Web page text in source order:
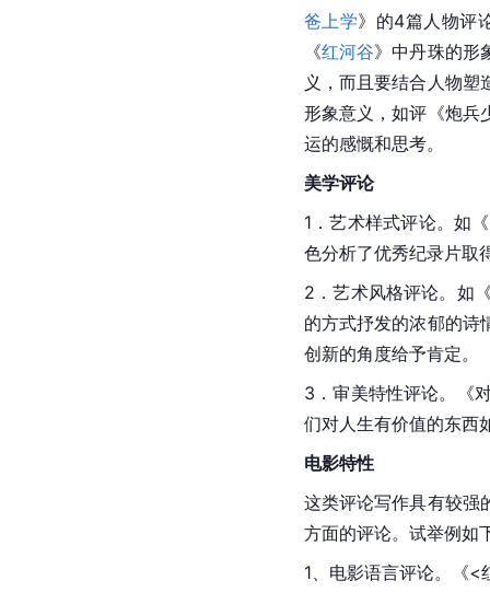
爸上学》的4篇人物评
《红河谷》中丹珠的形
义，而且要结合人物
形象意义，如评《炮兵
运的感慨和思考。
美学评论
1．艺术样式评论。如
色分析了优秀纪录片取
2．艺术风格评论。如
的方式抒发的浓郁的诗
创新的角度给予肯定。
3．审美特性评论。《
们对人生有价值的东西
电影特性
这类评论写作具有较强
方面的评论。试举例如
1、电影语言评论。《